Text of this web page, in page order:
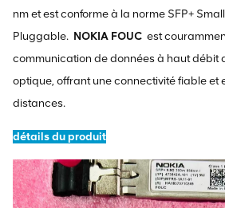
nm et est conforme à la norme SFP+
Pluggable. NOKIA FOUC est
communication de données à haut débit
optique, offrant une connectivité fiable et
distances.
détails du produit